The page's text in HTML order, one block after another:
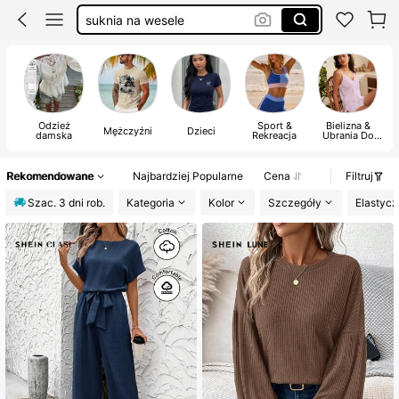
gniotki
Odzież
damska Mężczyźni Dzieci Sport &
Rekreacja
Bielizna &
Ubrania Do
Rekomendowane Najbardziej Popularne Cena
Filtruj
Szac. 3 dni rob.
Kategoria Kolor Szczegóły